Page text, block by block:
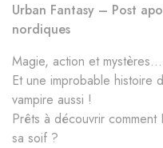
Urban Fantasy – Post
nordiques
Magie, action et mystères…
Et une improbable histoire
vampire aussi !
Prêts à découvrir
sa soif ?